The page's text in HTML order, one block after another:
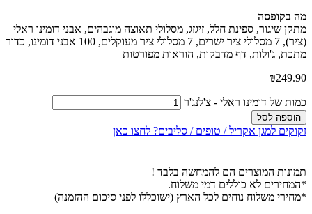
מה בקופסה
מתקן שיגור, ספינת חלל, זיגזג, מסלולי תאוצה מוגבהים, אבני דומינו ראלי
(ציר), 7 מסלולי ציר ישרים, 7 מסלולי ציר מעוקלים, 100 אבני דומינו, כדור
מתכת, ג'ולות, דף מדבקות, הוראות מפורטות
₪249.90
כמות של דומינו ראלי - צ'לנג'ר
הוספה לסל
זקוקים למגן אקריל / טופים / סליבים? לחצו כאן
תמונות המוצרים הם להמחשה בלבד !
*המחירים לא כוללים דמי משלוח.
*מחירי משלוח נוחים לכל הארץ (ישוכללו לפני סיכום ההזמנה)